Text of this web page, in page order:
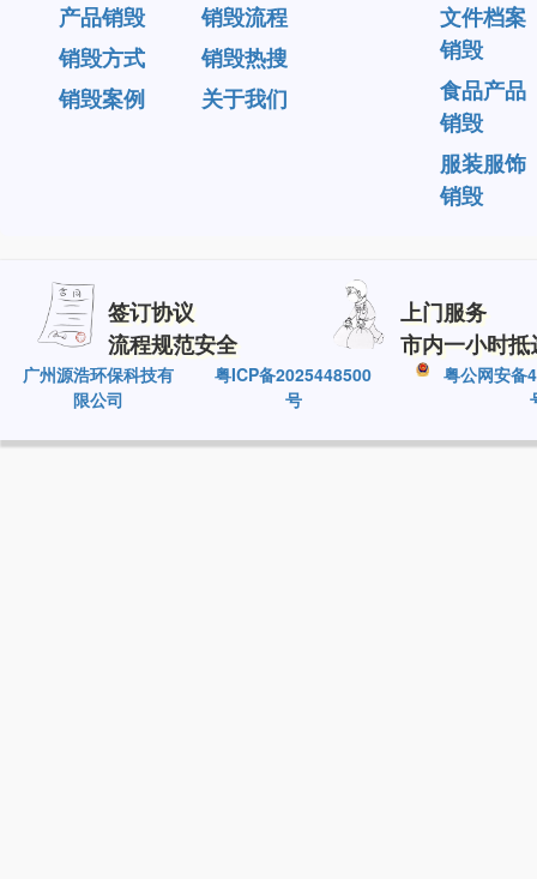
产品销毁
销毁流程
销毁方式
销毁热搜
销毁案例
关于我们
文件档案
销毁
食品产品
销毁
服装服饰
销毁
签订协议
流程规范安全
上门服务
市内一小时抵
广州源浩环保科技有
限公司
粤ICP备2025448500
号
粤公网安备